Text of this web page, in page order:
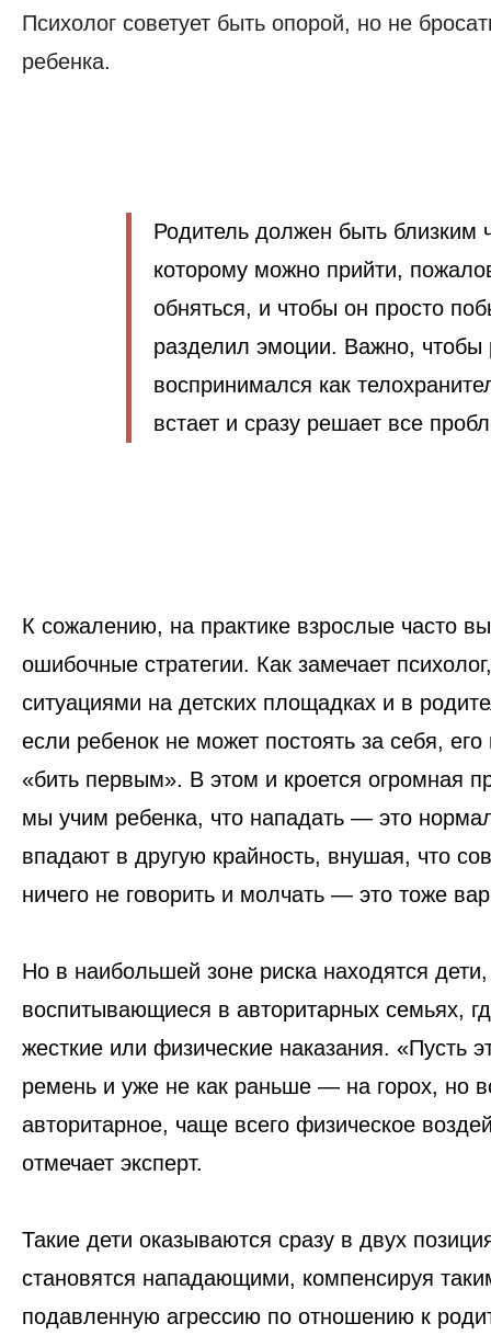
Психолог советует быть опорой, но не
ребенка.
Родитель должен быть близким
которому можно прийти,
обняться, и чтобы он просто
разделил эмоции. Важно, чтобы
воспринимался как
встает и сразу решает все
К сожалению, на практике взрослые часто
ошибочные стратегии. Как замечает
ситуациями на детских площадках и в
если ребенок не может постоять за себя, его
«бить первым». В этом и кроется огромная
мы учим ребенка, что нападать — это
впадают в другую крайность, внушая, что
ничего не говорить и молчать — это тоже
Но в наибольшей зоне риска находятся дети,
воспитывающиеся в авторитарных семьях,
жесткие или физические наказания. «Пусть
ремень и уже не как раньше — на горох, но
авторитарное, чаще всего физическое
отмечает эксперт.
Такие дети оказываются сразу в двух
становятся нападающими, компенсируя
подавленную агрессию по отношению к